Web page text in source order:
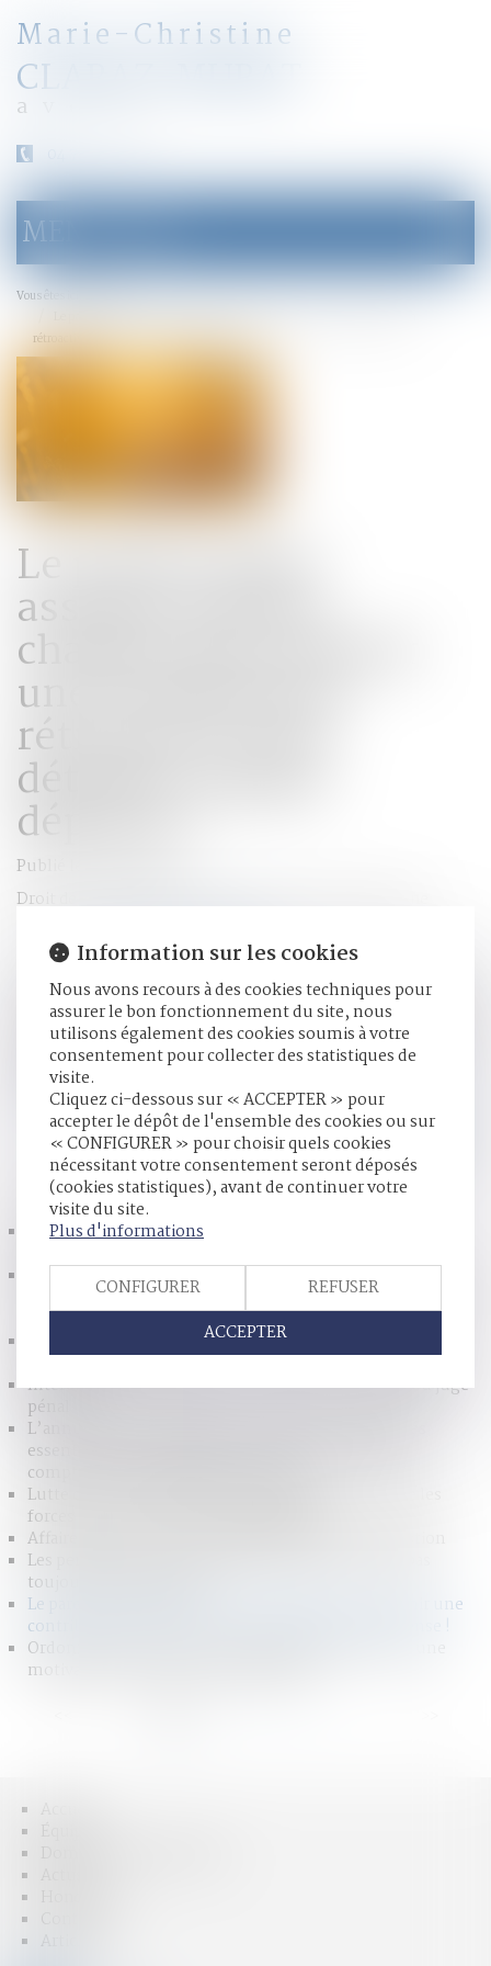
Marie-Christine
CLARAZ-MURAT
avocat
le
menu
MENU
Vous êtes ici :
rétroactive sans détailler chaque dépense !
Le parent ayant
assumé seul les
charges peut obtenir
une contribution
rétroactive sans
détailler chaque
dépense !
Publié le :
Droit de la famille, des personnes et de leur patrimoine
Une mère assigne un homme en établissement de paternité
à l’égard de ses deux enfants nés en 2014 et 2017. Le père
reconnaît finalement les enfants en 2020. En 2021, la mère
saisit le juge aux affaires familiales afin d'obtenir une
contribution à l'entretien et à l'éducation des enfants, y
compris pour une période antérieure à sa demande...
suite
HISTORIQUE
Inceste et violences sexuelles faites aux enfants
Exonération totale de droits de succession entre frères et
sœurs (CGI, art. 796-0 ter) : attention de ne pas confondre
« domicile commun » et « résidence commune »
Instruction en famille sans autorisation : condamnation
des parents
Interdiction de manifester : les limites du pouvoir du juge
pénal
L’annulation du mariage pour erreur sur les qualités
essentielles de son épouse se prescrit en cinq ans à
compter de la célébration du mariage
Lutte contre le proxénétisme des mineurs : joindre les
forces pour une prise en charge globale
Affaire Lyhanna : la responsabilité de l’État en question
Les pertes de revenus des parents aidants ne sont pas
toujours indemnisables
Le parent ayant assumé seul les charges peut obtenir une
contribution rétroactive sans détailler chaque dépense !
Ordonnance de protection et audition de l'enfant : une
motivation du refus est indispensable
Accueil
Articles
Information sur les cookies
Nous avons recours à des cookies techniques pour
assurer le bon fonctionnement du site, nous
utilisons également des cookies soumis à votre
consentement pour collecter des statistiques de
visite.
Cliquez ci-dessous sur « ACCEPTER » pour
accepter le dépôt de l'ensemble des cookies ou sur
« CONFIGURER » pour choisir quels cookies
nécessitant votre consentement seront déposés
(cookies statistiques), avant de continuer votre
visite du site.
Plus d'informations
CONFIGURER
REFUSER
ACCEPTER